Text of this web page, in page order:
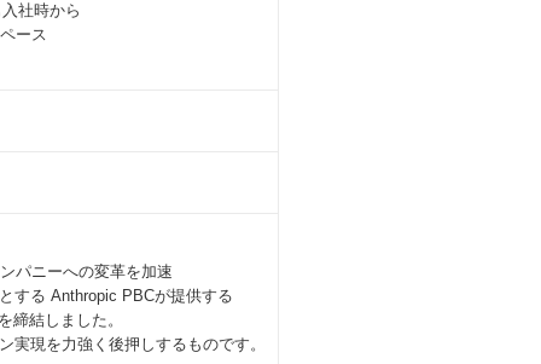
社時から
ース
パニーへの変革を加速
する Anthropic PBCが提供する
結しました。
現を力強く後押しするものです。